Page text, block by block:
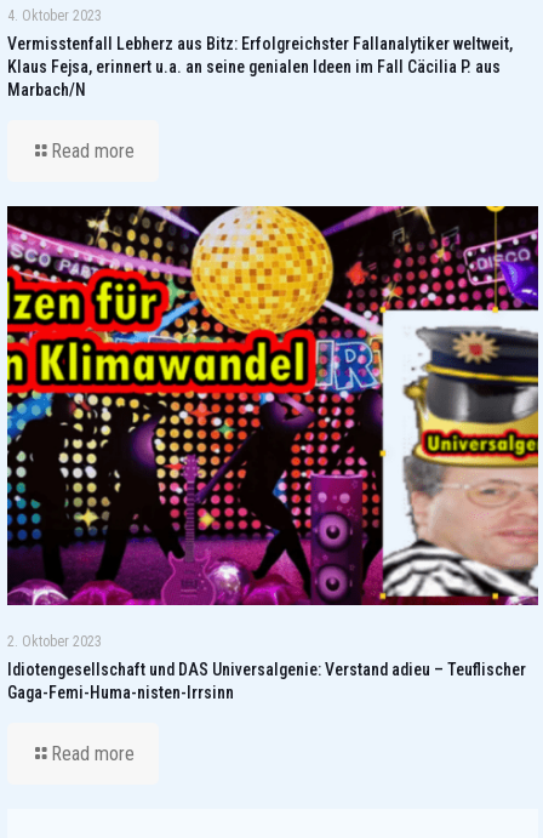
4. Oktober 2023
Vermisstenfall Lebherz aus Bitz: Erfolgreichster Fallanalytiker weltweit,
Klaus Fejsa, erinnert u.a. an seine genialen Ideen im Fall Cäcilia P. aus
Marbach/N
Read more
2. Oktober 2023
Idiotengesellschaft und DAS Universalgenie: Verstand adieu – Teuflischer
Gaga-Femi-Huma-nisten-Irrsinn
Read more